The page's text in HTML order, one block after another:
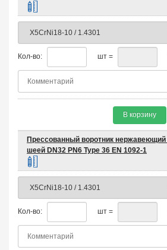
Кол-во: шт =
В корзину
Прессованный воротник
шеей DN32 PN6 Type 36 EN 1092-1
Кол-во: шт =